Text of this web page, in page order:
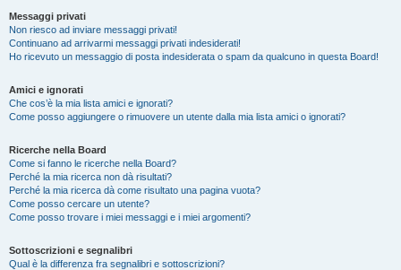
Messaggi privati
Non riesco ad inviare messaggi privati!
Continuano ad arrivarmi messaggi privati indesiderati!
Ho ricevuto un messaggio di posta indesiderata o spam da qualcuno in questa Board!
Amici e ignorati
Che cos’è la mia lista amici e ignorati?
Come posso aggiungere o rimuovere un utente dalla mia lista amici o ignorati?
Ricerche nella Board
Come si fanno le ricerche nella Board?
Perché la mia ricerca non dà risultati?
Perché la mia ricerca dà come risultato una pagina vuota?
Come posso cercare un utente?
Come posso trovare i miei messaggi e i miei argomenti?
Sottoscrizioni e segnalibri
Qual è la differenza fra segnalibri e sottoscrizioni?